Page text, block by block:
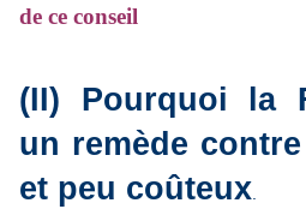
de ce conseil
(II) Pourquoi la
un remède
et peu coûteux